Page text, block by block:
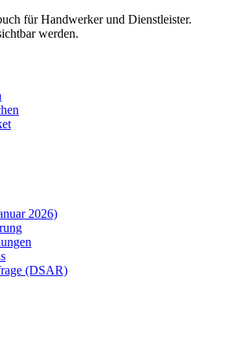
für Handwerker und Dienstleister.
werden.
2026)
(DSAR)